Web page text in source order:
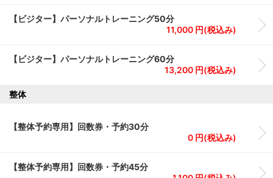
【ビジター】パーソナルトレーニング50分
11,000 円(税込み)
【ビジター】パーソナルトレーニング60分
13,200 円(税込み)
整体
【整体予約専用】回数券・予約30分
0 円(税込み)
【整体予約専用】回数券・予約45分